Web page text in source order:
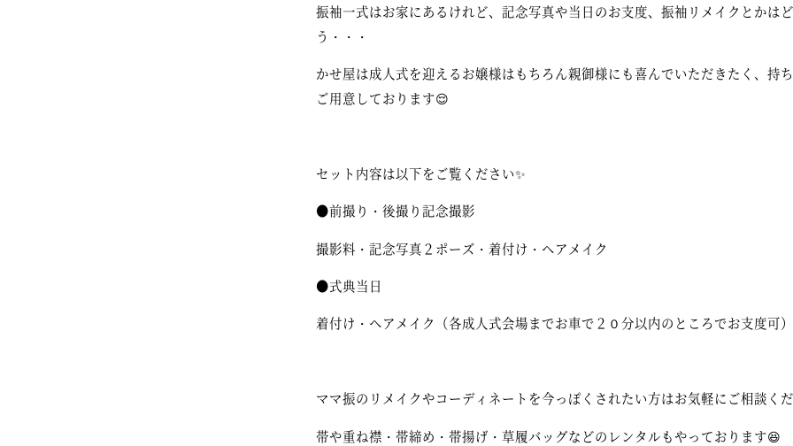
振袖一式はお家にあるけれど、記念写真や当日のお支度、振袖リメイクとかは
う・・・
かせ屋は成人式を迎えるお嬢様はもちろん親御様にも喜んでいただきたく、持
ご用意しております😌
セット内容は以下をご覧ください✨
●前撮り・後撮り記念撮影
撮影料・記念写真２ポーズ・着付け・ヘアメイク
●式典当日
着付け・ヘアメイク（各成人式会場までお車で２０分以内のところでお支度可）
ママ振のリメイクやコーディネートを今っぽくされたい方はお気軽にご相談く
帯や重ね襟・帯締め・帯揚げ・草履バッグなどのレンタルもやっております😆